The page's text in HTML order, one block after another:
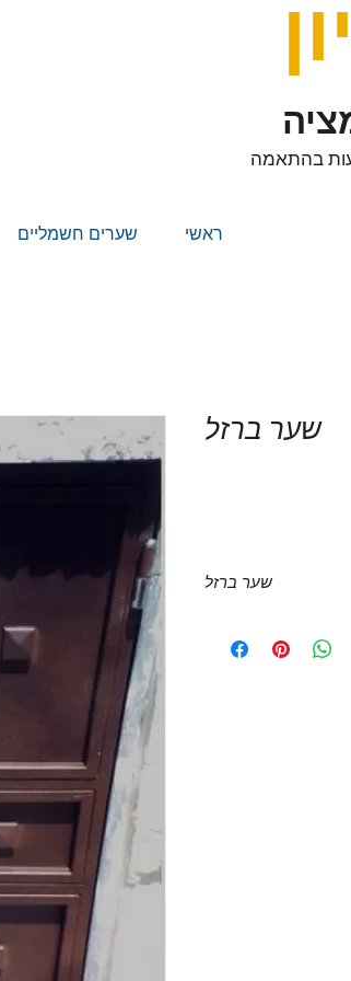
בהתאמה
שערים חשמליים ראשי
שער ברזל
שער ברזל
השער. השער